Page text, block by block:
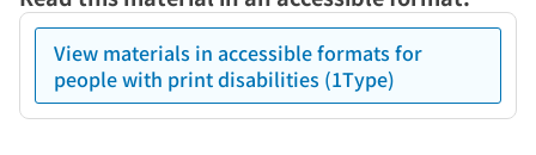
View materials in accessible formats for
people with print disabilities (1Type)